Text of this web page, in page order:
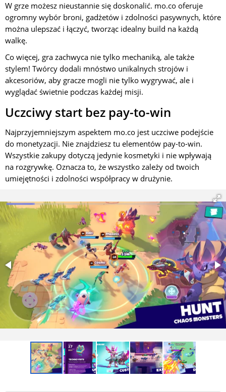
W grze możesz nieustannie się doskonalić. mo.co oferuje
ogromny wybór broni, gadżetów i zdolności pasywnych, które
można ulepszać i łączyć, tworząc idealny build na każdą
walkę.
Co więcej, gra zachwyca nie tylko mechaniką, ale także
stylem! Twórcy dodali mnóstwo unikalnych strojów i
akcesoriów, aby gracze mogli nie tylko wygrywać, ale i
wyglądać świetnie podczas każdej misji.
Uczciwy start bez pay-to-win
Najprzyjemniejszym aspektem mo.co jest uczciwe podejście
do monetyzacji. Nie znajdziesz tu elementów pay-to-win.
Wszystkie zakupy dotyczą jedynie kosmetyki i nie wpływają
na rozgrywkę. Oznacza to, że wszystko zależy od twoich
umiejętności i zdolności współpracy w drużynie.